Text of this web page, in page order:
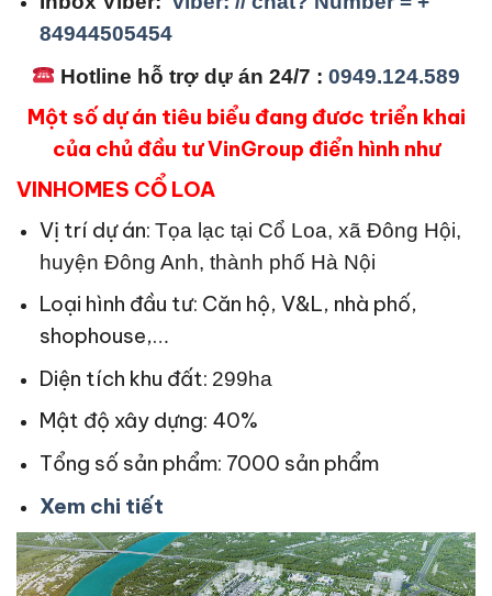
84944505454
Hotline hỗ trợ dự án 24/7 :0949.124.589
Một số dự án tiêu biểu đang đươc triển khai
của chủ đầu tư VinGroup điển hình như
VINHOMES CỔ LOA
Vị trí dự án: Tọa lạc tại Cổ Loa, xã Đông Hội,
huyện Đông Anh, thành phố Hà Nội
Loại hình đầu tư: Căn hộ, V&L, nhà phố,
shophouse,…
Diện tích khu đất: 299ha
Mật độ xây dựng: 40%
Tổng số sản phẩm: 7000 sản phẩm
Xem chi tiết